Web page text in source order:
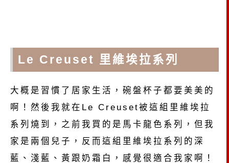
Le Creuset 里維埃拉系列
大概是習慣了居家生活，碗盤杯子都要美美的
啊！然後我就在Le Creuset被這組里維埃拉
系列燒到，之前我買的是馬卡龍色系列，但我
家是兩個兒子，反而這組里維埃拉系列的深
藍、淺藍、黃跟奶霜白，感覺很適合我家啊！